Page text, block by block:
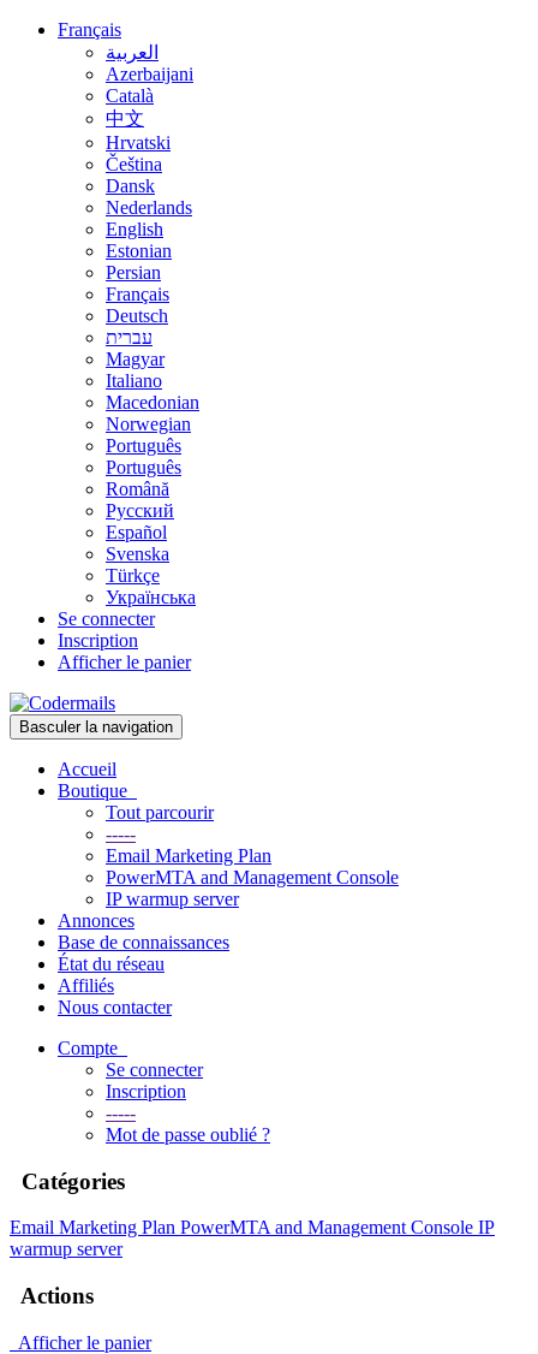
Français
العربية
Azerbaijani
Català
中文
Hrvatski
Čeština
Dansk
Nederlands
English
Estonian
Persian
Français
Deutsch
עברית
Magyar
Italiano
Macedonian
Norwegian
Português
Português
Română
Русский
Español
Svenska
Türkçe
Українська
Se connecter
Inscription
Afficher le panier
Basculer la navigation
Accueil
Boutique
Tout parcourir
-----
Email Marketing Plan
PowerMTA and Management Console
IP warmup server
Annonces
Base de connaissances
État du réseau
Affiliés
Nous contacter
Compte
Se connecter
Inscription
-----
Mot de passe oublié ?
Catégories
Email Marketing Plan PowerMTA and Management Console IP
warmup server
Actions
Afficher le panier